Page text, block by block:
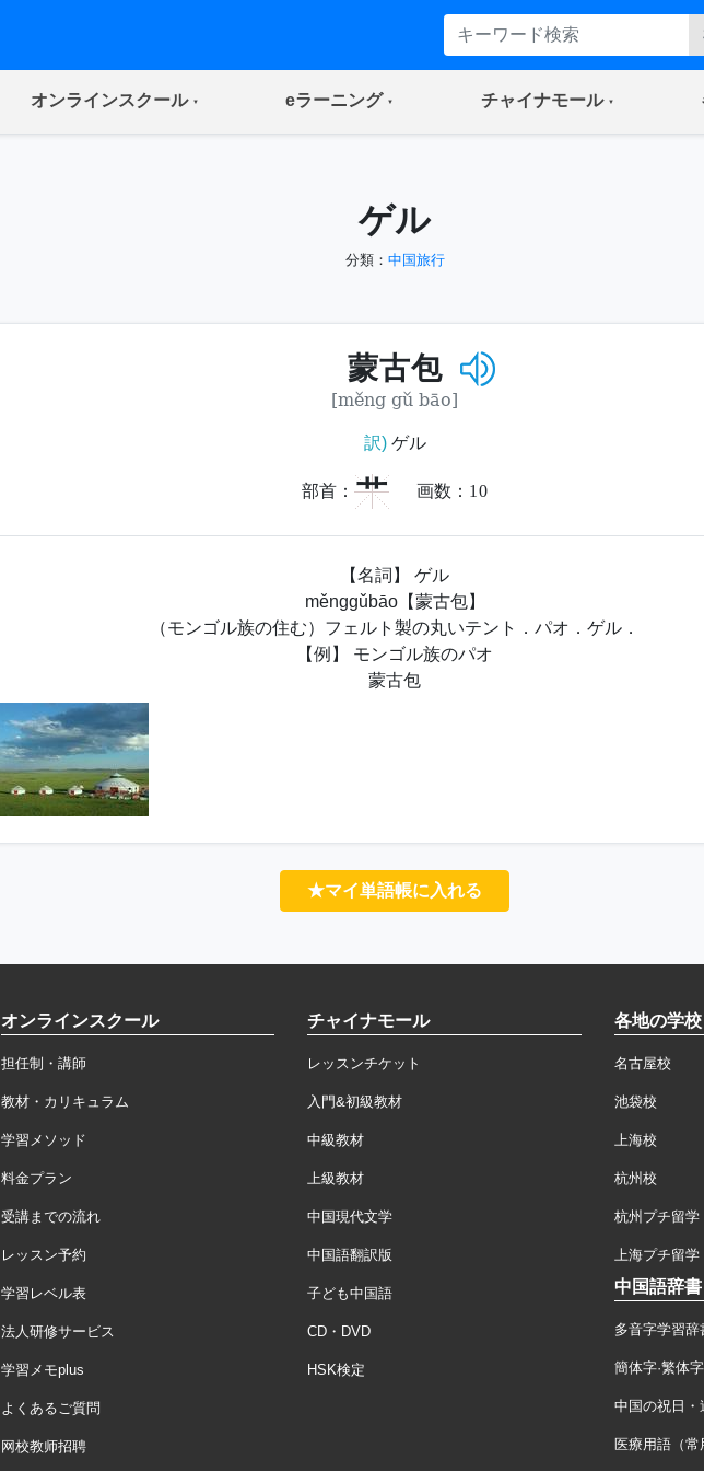
オンラインスクール(current) eラーニング(current) チャイナモール(current)
ゲル
分類： 中国旅行
蒙古包
[měng gǔ bāo]
訳)ゲル
部首： 艹 画数： 10
【名詞】 ゲル
měnggǔbāo【蒙古包】
（モンゴル族の住む）フェルト製の丸いテント．パオ．ゲル．
【例】 モンゴル族のパオ
蒙古包
★マイ単語帳に入れる
オンラインスクール
担任制・講師
教材・カリキュラム
学習メソッド
料金プラン
受講までの流れ
レッスン予約
学習レベル表
法人研修サービス
学習メモplus
よくあるご質問
网校教师招聘
チャイナモール
レッスンチケット
入門&初級教材
中級教材
上級教材
中国現代文学
中国語翻訳版
子ども中国語
CD・DVD
HSK検定
各地の学
名古屋校
池袋校
上海校
杭州校
杭州プチ留学
上海プチ留学
中国語辞書
多音字学習辞
簡体字·繁体
中国の祝日・
医療用語（常